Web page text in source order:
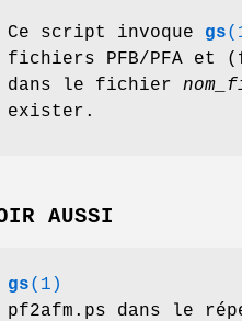
Ce script invoque gs
fichiers PFB/PFA et
dans le fichier
exister.
AUSSI
gs(1)
pf2afm.ps dans le